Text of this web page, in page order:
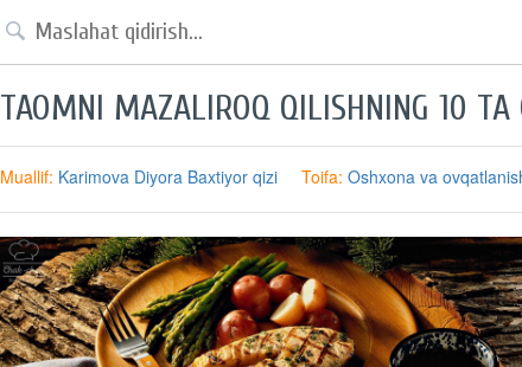
TAOMNI MAZALIROQ QILISHNING 10 TA
Muallif: Karimova Diyora Baxtiyor qizi Toifa: Oshxona va